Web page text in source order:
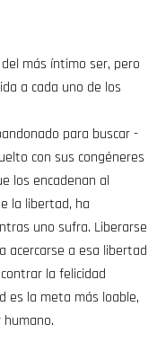
del más íntimo ser, pero
a cada uno de los
para buscar -
con sus congéneres
los encadenan al
la libertad, ha
uno sufra. Liberarse
acercarse a esa libertad
la felicidad
es la meta más loable,